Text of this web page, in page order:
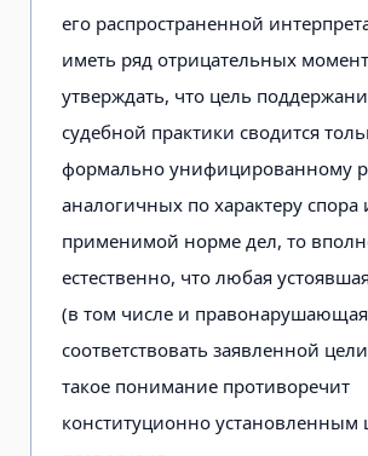
его распространенной
иметь ряд отрицательных
утверждать, что цель
судебной практики сводится
формально унифицированному
аналогичных по характеру спора
применимой норме дел, то
естественно, что любая
(в том числе и
соответствовать заявленной
такое понимание противоречит
конституционно установленным